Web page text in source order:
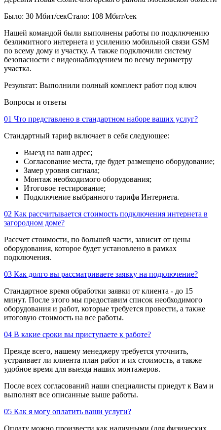
Было: 30 Мбит/секСтало: 108 Мбит/сек
Нашей командой были выполнены работы по подключению
безлимитного интернета и усилению мобильной связи GSM
по всему дому и участку. А также подключили систему
безопасности с видеонаблюдением по всему периметру
участка.
Результат: Выполнили полный комплект работ под ключ
Вопросы и ответы
01 Что представлено в стандартном наборе ваших услуг?
Стандартный тариф включает в себя следующее:
Выезд на ваш адрес;
Согласование места, где будет размещено оборудование;
Замер уровня сигнала;
Монтаж необходимого оборудования;
Итоговое тестирование;
Подключение выбранного тарифа Интернета.
02 Как рассчитывается стоимость подключения интернета в
загородном доме?
Рассчет стоимости, по большей части, зависит от цены
оборудования, которое будет установлено в рамках
подключения.
03 Как долго вы рассматриваете заявку на подключение?
Стандартное время обработки заявки от клиента - до 15
минут. После этого мы предоставим список необходимого
оборудования и работ, которые требуется провести, а также
итоговую стоимость на все работы.
04 В какие сроки вы приступаете к работе?
Прежде всего, нашему менеджеру требуется уточнить,
устраивает ли клиента план работ и их стоимость, а также
удобное время для выезда наших монтажеров.
После всех согласований наши специалисты приедут к Вам и
выполнят все описанные выше работы.
05 Как я могу оплатить ваши услуги?